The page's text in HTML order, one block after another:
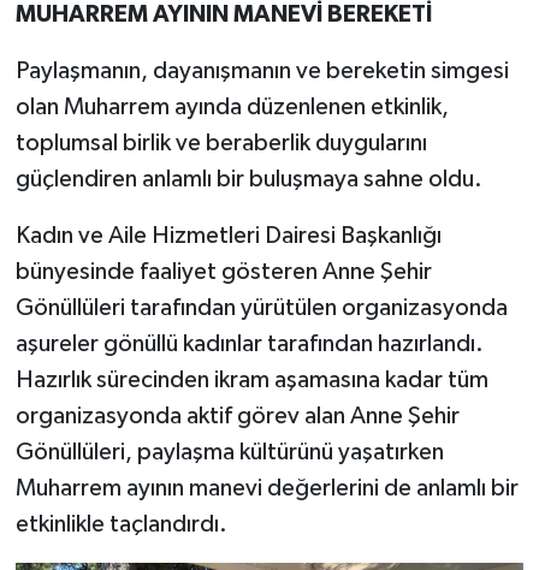
MUHARREM AYININ MANEVİ BEREKETİ
Paylaşmanın, dayanışmanın ve bereketin simgesi
olan Muharrem ayında düzenlenen etkinlik,
toplumsal birlik ve beraberlik duygularını
güçlendiren anlamlı bir buluşmaya sahne oldu.
Kadın ve Aile Hizmetleri Dairesi Başkanlığı
bünyesinde faaliyet gösteren Anne Şehir
Gönüllüleri tarafından yürütülen organizasyonda
aşureler gönüllü kadınlar tarafından hazırlandı.
Hazırlık sürecinden ikram aşamasına kadar tüm
organizasyonda aktif görev alan Anne Şehir
Gönüllüleri, paylaşma kültürünü yaşatırken
Muharrem ayının manevi değerlerini de anlamlı bir
etkinlikle taçlandırdı.